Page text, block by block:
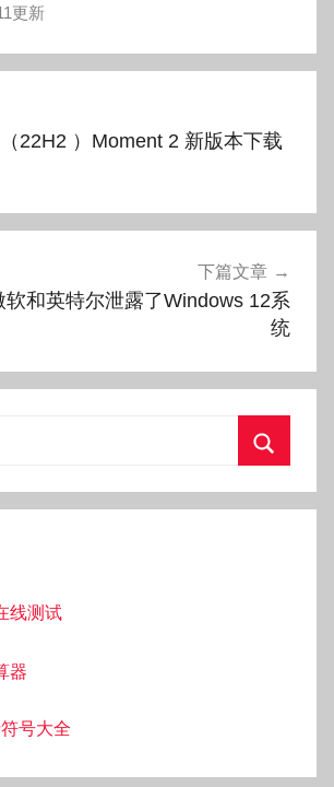
更新
22H2 ）Moment 2 新版本下载
下篇文章
软和英特尔泄露了Windows 12系
统
索
线测试
器
号大全